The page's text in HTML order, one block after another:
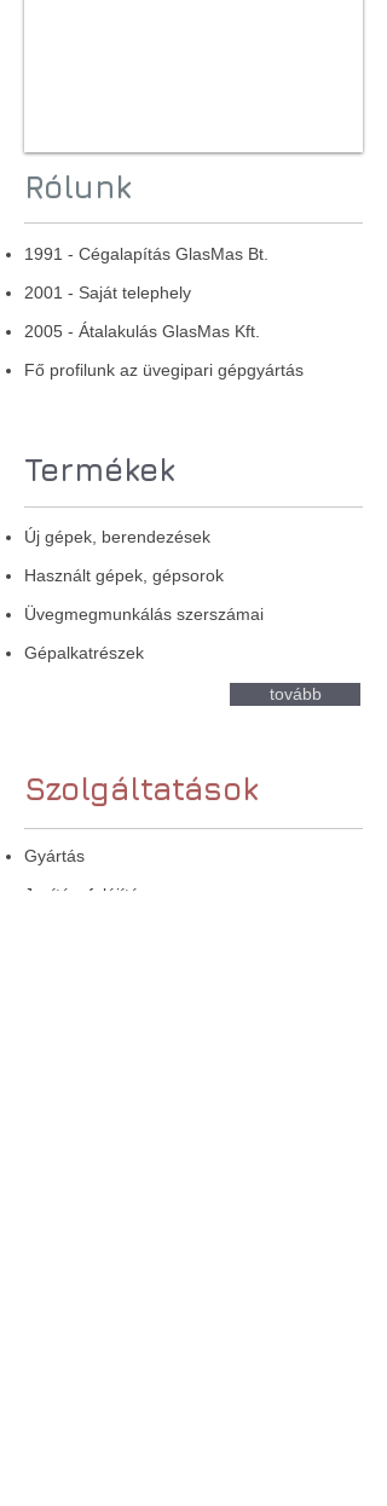
Rólunk
1991 - Cégalapítás GlasMas Bt.
2001 - Saját telephely
2005 - Átalakulás GlasMas Kft.
Fő profilunk az üvegipari gépgyártás
Termékek
Új gépek, berendezések
Használt gépek, gépsorok
Üvegmegmunkálás szerszámai
Gépalkatrészek
tovább
Szolgáltatások
Gyártás
Javítás, felújítás